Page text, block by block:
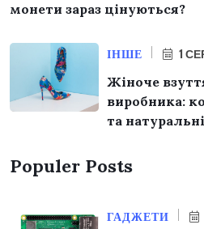
монети зараз цінуються?
ІНШЕ 1
Жіноче
виробника:
та
Populer Posts
ГАДЖЕТИ